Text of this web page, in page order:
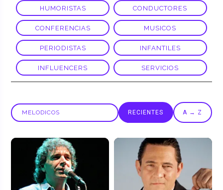
HUMORISTAS CONDUCTORES
CONFERENCIAS MUSICOS
PERIODISTAS INFANTILES
INFLUENCERS SERVICIOS
RECIENTES A → Z